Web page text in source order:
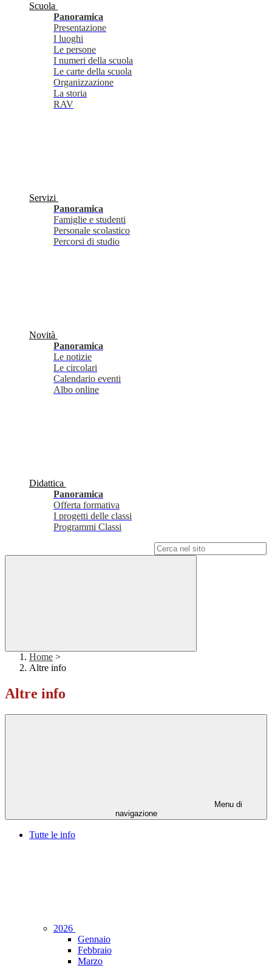
Scuola
Panoramica
Presentazione
I luoghi
Le persone
I numeri della scuola
Le carte della scuola
Organizzazione
La storia
RAV
Servizi
Panoramica
Famiglie e studenti
Personale scolastico
Percorsi di studio
Novità
Panoramica
Le notizie
Le circolari
Calendario eventi
Albo online
Didattica
Panoramica
Offerta formativa
I progetti delle classi
Programmi Classi
Home >
Altre info
Altre info
Menu di
navigazione
Tutte le info
2026
Gennaio
Febbraio
Marzo